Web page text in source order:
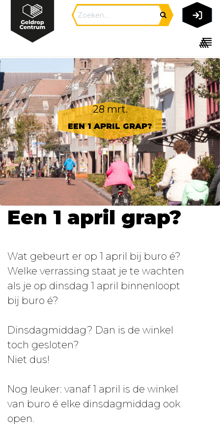
28 mrt.
EEN 1 APRIL GRAP?
Een 1 april grap?
Wat gebeurt er op 1 april bij buro é?
Welke verrassing staat je te wachten
als je op dinsdag 1 april binnenloopt
bij buro é?
Dinsdagmiddag? Dan is de winkel
toch gesloten?
Niet dus!
Nog leuker: vanaf 1 april is de winkel
van buro é elke dinsdagmiddag ook
open.